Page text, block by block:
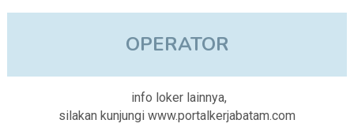
OPERATOR
info loker lainnya,
silakan kunjungi www.portalkerjabatam.com